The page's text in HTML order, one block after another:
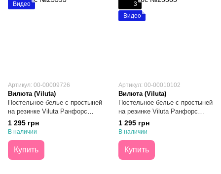
Видео
Артикул: 00-00009726
Вилюта (Viluta)
Постельное белье с простыней
на резинке Viluta Ранфорс
№25393 Евро
1 295 грн
В наличии
Купить
3
Видео
Артикул: 00-00010102
Вилюта (Viluta)
Постельное белье с простыней
на резинке Viluta Ранфорс
№25365 Евро
1 295 грн
В наличии
Купить